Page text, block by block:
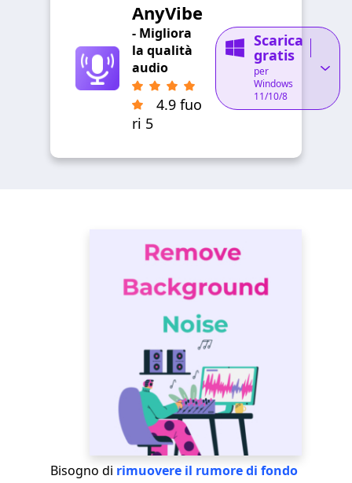
AnyVibe
- Migliora
la qualità
audio
4.9 fuo
ri 5
Scarica
gratis
per
Windows
11/10/8
Bisogno di rimuovere il rumore di fondo